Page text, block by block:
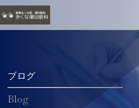
ブログ
Blog